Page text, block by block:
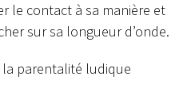
le contact à sa manière et
sur sa longueur d’onde.
parentalité ludique